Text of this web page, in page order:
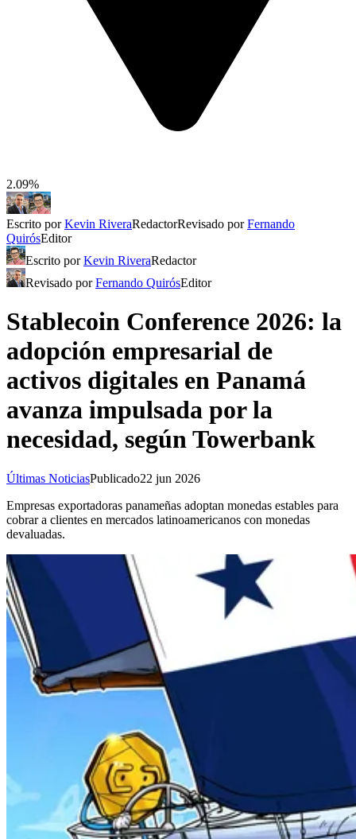
2.09%
Escrito porKevin RiveraRedactorRevisado porFernando
QuirósEditor
Escrito porKevin RiveraRedactor
Revisado porFernando QuirósEditor
Stablecoin Conference 2026: la
adopción empresarial de
activos digitales en Panamá
avanza impulsada por la
necesidad, según Towerbank
Últimas NoticiasPublicado22 jun 2026
Empresas exportadoras panameñas adoptan monedas estables para
cobrar a clientes en mercados latinoamericanos con monedas
devaluadas.